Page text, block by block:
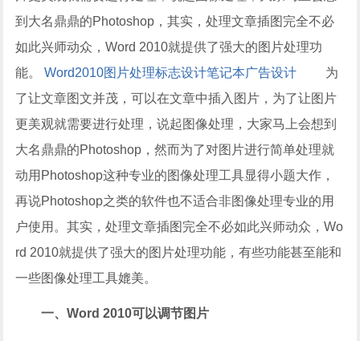
到大名鼎鼎的Photoshop，其实，处理文章插图完全不必
如此兴师动众，Word 2010就提供了强大的图片处理功
能。Word2010图片处理标志设计笔记本广告设计 为
了让文章图文并茂，可以在文章中插入图片，为了让图片
更美观就需要进行处理，说起图像处理，大家马上会想到
大名鼎鼎的Photoshop，然而为了对图片进行简单处理就
动用Photoshop这种专业的图像处理工具显得小题大作，
再说Photoshop之类的软件也不适合非图像处理专业的用
户使用。其实，处理文章插图完全不必如此兴师动众，Wo
rd 2010就提供了强大的图片处理功能，有些功能甚至能和
一些图像处理工具媲美。
一、Word 2010可以调节图片